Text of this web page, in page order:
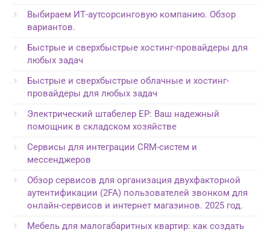
Выбираем ИТ-аутсорсинговую компанию. Обзор
вариантов.
Быстрые и сверхбыстрые хостинг-провайдеры для
любых задач
Быстрые и сверхбыстрые облачные и хостинг-
провайдеры для любых задач
Электрический штабелер EP: Ваш надежный
помощник в складском хозяйстве
Сервисы для интеграции CRM-систем и
мессенджеров
Обзор сервисов для организация двухфакторной
аутентификации (2FA) пользователей звонком для
онлайн-сервисов и интернет магазинов. 2025 год.
Мебель для малогабаритных квартир: как создать